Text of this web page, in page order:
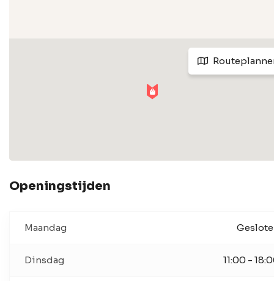
Openingstijden
Maandag
Dinsdag 11:00 -